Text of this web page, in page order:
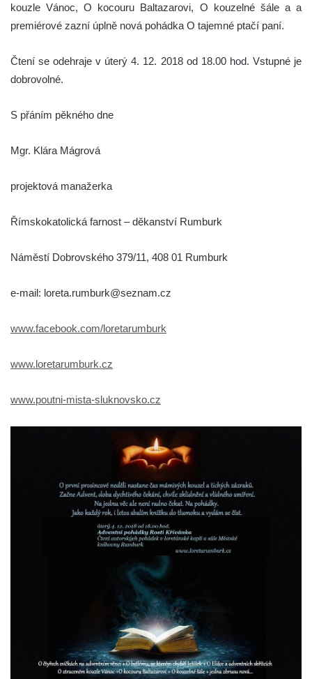
kouzle Vánoc, O kocouru Baltazarovi, O kouzelné šále a a
premiérové zazní úplně nová pohádka O tajemné ptačí paní.
Čtení se odehraje v úterý 4. 12. 2018 od 18.00 hod. Vstupné je
dobrovolné.
S přáním pěkného dne
Mgr. Klára Mágrová
projektová manažerka
Římskokatolická farnost – děkanství Rumburk
Náměstí Dobrovského 379/11, 408 01 Rumburk
e-mail: loreta.rumburk@seznam.cz
www.facebook.com/loretarumburk
www.loretarumburk.cz
www.poutni-mista-sluknovsko.cz